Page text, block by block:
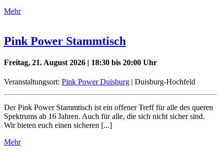
Mehr
Pink Power Stammtisch
Freitag, 21. August 2026 | 18:30 bis 20:00 Uhr
Veranstaltungsort: Pink Power Duisburg | Duisburg-Hochfeld
Der Pink Power Stammtisch ist ein offener Treff für alle des queren
Spektrums ab 16 Jahren. Auch für alle, die sich nicht sicher sind.
Wir bieten euch einen sicheren [...]
Mehr